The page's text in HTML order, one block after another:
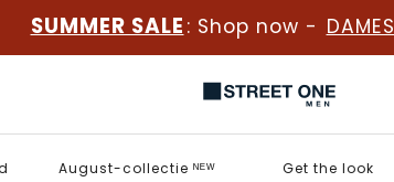
SUMMER SALE : Shop now - DAMES
August-collectie ᴺᴱᵂ Get the look